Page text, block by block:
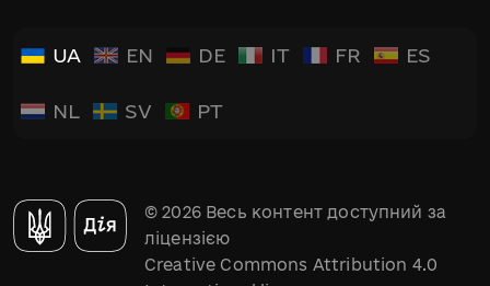
UA EN DE IT FR ES
NL SV PT
© 2026 Весь контент доступний за
ліцензією
Creative Commons Attribution 4.0